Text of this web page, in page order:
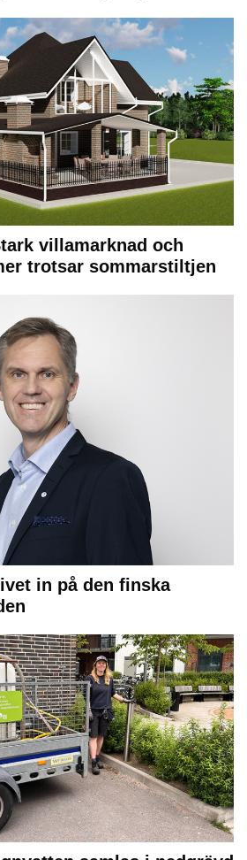
villamarknad och
trotsar sommarstiltjen
in på den finska